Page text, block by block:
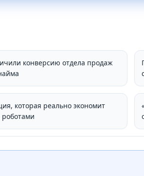
конверсию отдела продаж
которая реально экономит
роботами